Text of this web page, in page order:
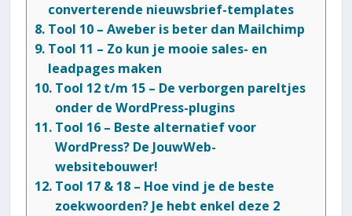
converterende nieuwsbrief-templates
Tool 10 – Aweber is beter dan Mailchimp
Tool 11 – Zo kun je mooie sales- en
leadpages maken
Tool 12 t/m 15 – De verborgen pareltjes
onder de WordPress-plugins
Tool 16 – Beste alternatief voor
WordPress? De JouwWeb-
websitebouwer!
Tool 17 & 18 – Hoe vind je de beste
zoekwoorden? Je hebt enkel deze 2